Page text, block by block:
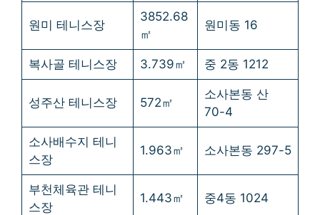
원미 테니스장
3852.68
㎡
원미동 16
복사골 테니스장 3.739㎡ 중 2동 1212
성주산 테니스장 572㎡
소사본동 산
70-4
소사배수지 테니
스장
1.963㎡ 소사본동 297-5
부천체육관 테니
스장
1.443㎡ 중4동 1024